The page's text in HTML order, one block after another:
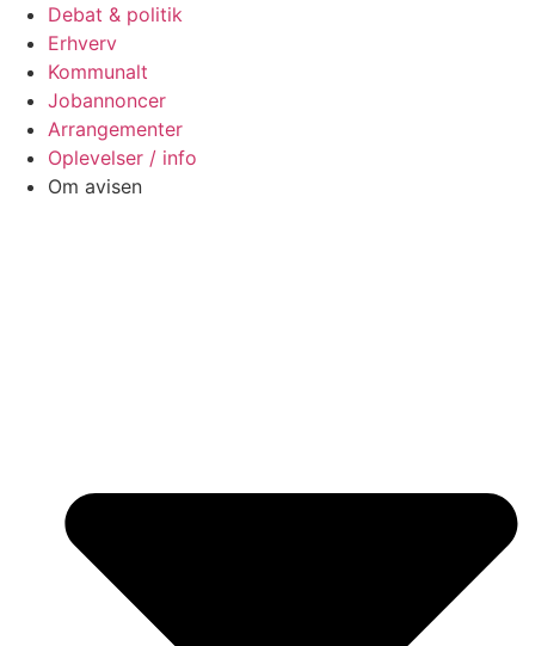
Debat & politik
Erhverv
Kommunalt
Jobannoncer
Arrangementer
Oplevelser / info
Om avisen